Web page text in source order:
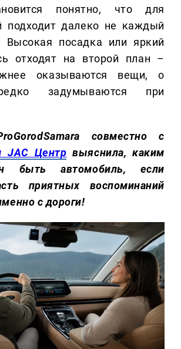
понятно, что для
подходит далеко не каждый
Высокая посадка или яркий
отходят на второй план –
оказываются вещи, о
задумываются при
совместно с
JAC Центр выяснила, каким
быть автомобиль, если
приятных воспоминаний
с дороги!